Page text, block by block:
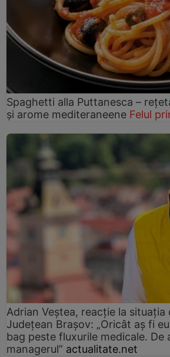
Spaghetti alla Puttanesca –
și arome mediteraneene Felul
Adrian Veștea, reacție la
Județean Brașov: „Oricât aș fi
bag peste fluxurile medicale. De
managerul” actualitate.net